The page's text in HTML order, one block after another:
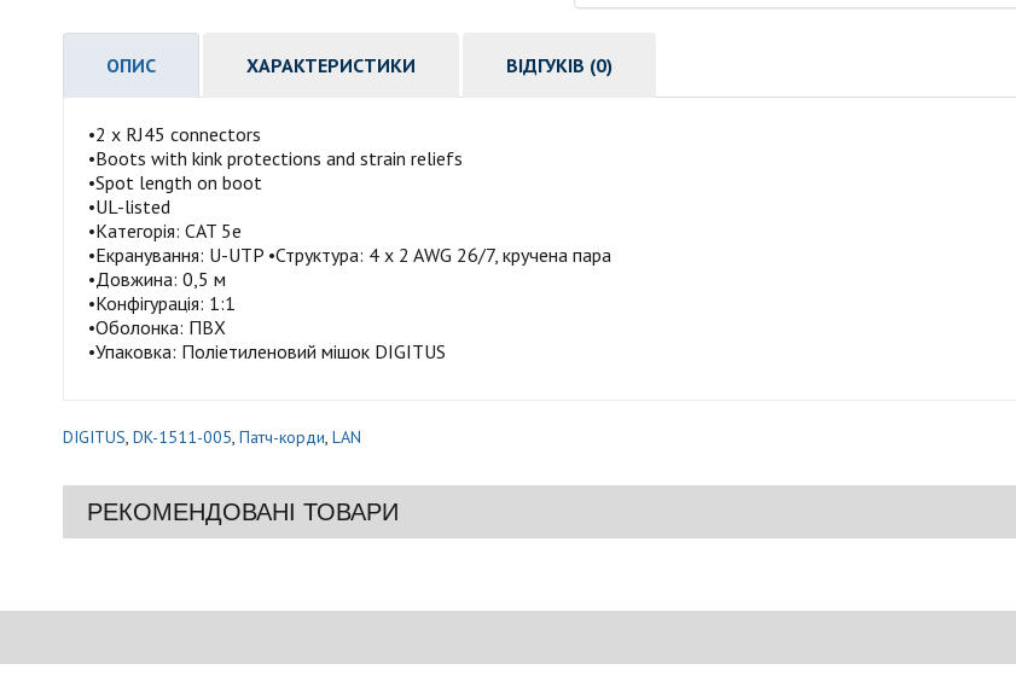
ОПИС ХАРАКТЕРИСТИКИ ВІДГУКІВ (0)
•2 x RJ45 connectors
•Boots with kink protections and strain reliefs
•Spot length on boot
•UL-listed
•Категорія: CAT 5e
•Екранування: U-UTP •Структура: 4 x 2 AWG 26/7, кручена пара
•Довжина: 0,5 м
•Конфігурація: 1:1
•Оболонка: ПВХ
•Упаковка: Поліетиленовий мішок DIGITUS
DIGITUS, DK-1511-005, Патч-корди, LAN
РЕКОМЕНДОВАНІ ТОВАРИ